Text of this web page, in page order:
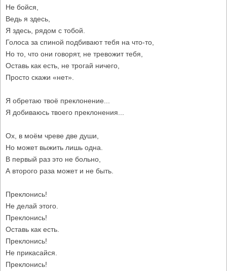
Не бойся,
Ведь я здесь,
Я здесь, рядом с тобой.
Голоса за спиной подбивают тебя на что-то,
Но то, что они говорят, не тревожит тебя,
Оставь как есть, не трогай ничего,
Просто скажи «нет».
Я обретаю твоё преклонение...
Я добиваюсь твоего преклонения...
Ох, в моём чреве две души,
Но может выжить лишь одна.
В первый раз это не больно,
А второго раза может и не быть.
Преклонись!
Не делай этого.
Преклонись!
Оставь как есть.
Преклонись!
Не прикасайся.
Преклонись!